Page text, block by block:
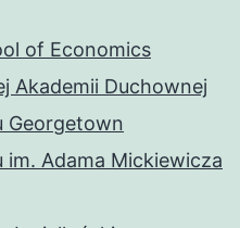
of Economics
Akademii Duchownej
Georgetown
Adama Mickiewicza